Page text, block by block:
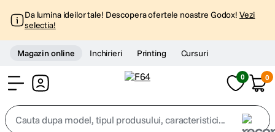
Da lumina ideilor tale! Descopera ofertele noastre Godox! Vezi
selectia!
Magazin online Inchirieri Printing Cursuri
0 0
Cauta dupa model, tipul produsului, caracteristici...